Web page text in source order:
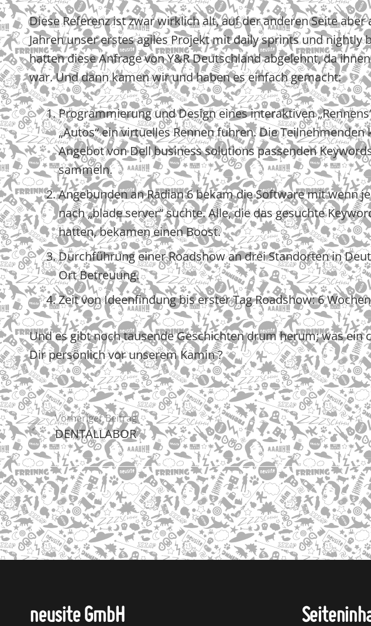
Diese Referenz ist zwar wirklich alt, auf der anderen Seite
Jahren unser erstes agiles Projekt mit daily sprints und nightly
hatten diese Anfrage von Y&R Deutschland abgelehnt, da
war. Und dann kamen wir und haben es einfach gemacht:
⁠Programmierung und Design eines interaktiven
„Autos“ ein virtuelles Rennen fuhren. Die
Angebot von Dell business solutions passenden
sammeln.
⁠Angebunden an Radian 6 bekam die Software mit wenn
nach „blade server“ suchte. Alle, die das gesuchte
hatten, bekamen einen Boost.
⁠Durchführung einer Roadshow an drei Standorten in
Ort Betreuung.
⁠Zeit von Ideenfindung bis erster Tag Roadshow: 6
Und es gibt noch tausende Geschichten drum herum; was ein
Dir persönlich vor unserem Kamin ?
Vorheriger Beitrag
DENTALLABOR
neusite GmbH